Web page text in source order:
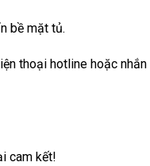
bề mặt tủ.
thoại hotline hoặc nhắn
cam kết!